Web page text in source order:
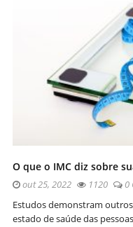
O que o IMC diz sobre
out 25, 2022 1120
0
Estudos demonstram
estado de saúde das